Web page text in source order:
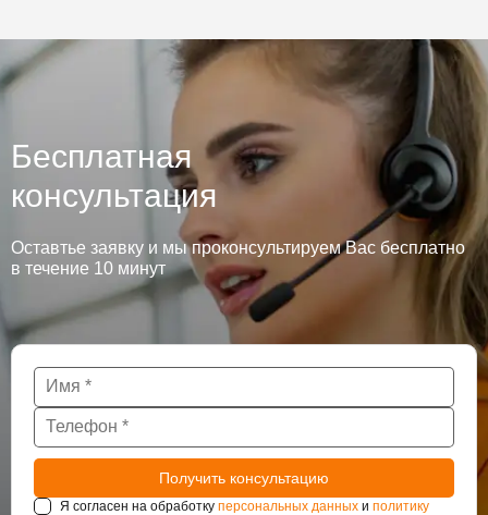
Бесплатная
консультация
Оставтье заявку и мы проконсультируем Вас бесплатно
в течение 10 минут
Я согласен на обработку персональных данных и политику